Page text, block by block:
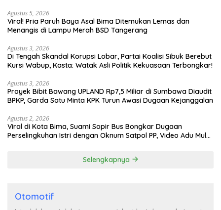
Agustus 5, 2026
Viral! Pria Paruh Baya Asal Bima Ditemukan Lemas dan
Menangis di Lampu Merah BSD Tangerang
Agustus 3, 2026
Di Tengah Skandal Korupsi Lobar, Partai Koalisi Sibuk Berebut
Kursi Wabup, Kasta: Watak Asli Politik Kekuasaan Terbongkar!
Agustus 3, 2026
Proyek Bibit Bawang UPLAND Rp7,5 Miliar di Sumbawa Diaudit
BPKP, Garda Satu Minta KPK Turun Awasi Dugaan Kejanggalan
Agustus 2, 2026
Viral di Kota Bima, Suami Sopir Bus Bongkar Dugaan
Perselingkuhan Istri dengan Oknum Satpol PP, Video Adu Mulut
Selengkapnya
Otomotif